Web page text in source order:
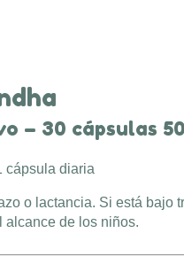
– 30 cápsulas
cápsula diaria
o lactancia. Si está bajo
alcance de los niños.